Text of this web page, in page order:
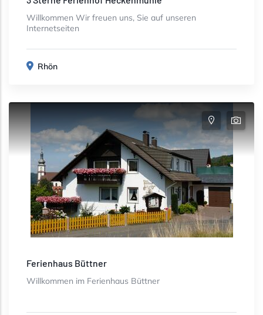
Willkommen Wir freuen uns, Sie auf unseren
Internetseiten
Rhön
Ferienhaus Büttner
Willkommen im Ferienhaus Büttner